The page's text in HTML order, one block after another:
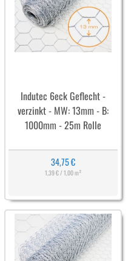
Indutec 6eck Geflecht -
verzinkt - MW: 13mm - B:
1000mm - 25m Rolle
34,75 €
1,39 € / 1,00 m²